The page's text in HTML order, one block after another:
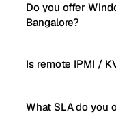
Do you offer
Bangalore?
Is remote IPMI /
What SLA do you